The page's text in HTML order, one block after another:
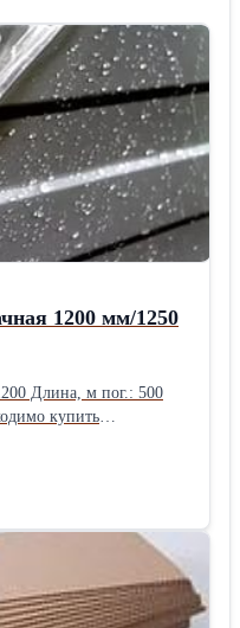
1200 мм/1250
Длина, м пог.: 500
купить
по приемлемой
вы можете сделать это у
и
и простого в
на современном
что гарантирует её